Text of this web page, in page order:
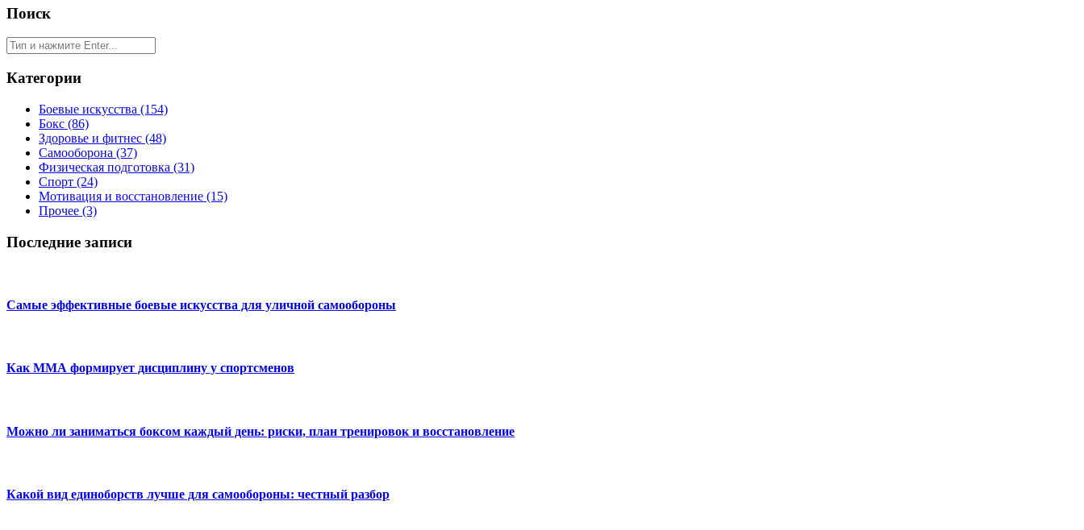
Поиск
Категории
Боевые искусства (154)
Бокс (86)
Здоровье и фитнес (48)
Самооборона (37)
Физическая подготовка (31)
Спорт (24)
Мотивация и восстановление (15)
Прочее (3)
Последние записи
Самые эффективные боевые искусства для уличной самообороны
Как ММА формирует дисциплину у спортсменов
Можно ли заниматься боксом каждый день: риски, план тренировок и восстановление
Какой вид единоборств лучше для самообороны: честный разбор